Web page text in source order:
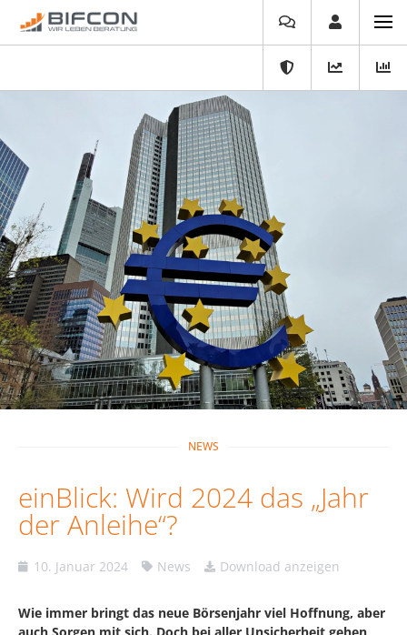
NEWS
einBlick: Wird 2024 das „Jahr
der Anleihe“?
10. Januar 2024 News Download anzeigen
Wie immer bringt das neue Börsenjahr viel Hoffnung, aber